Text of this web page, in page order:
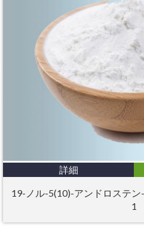
詳細
19-ノル-5(10)-アンドロステ
1